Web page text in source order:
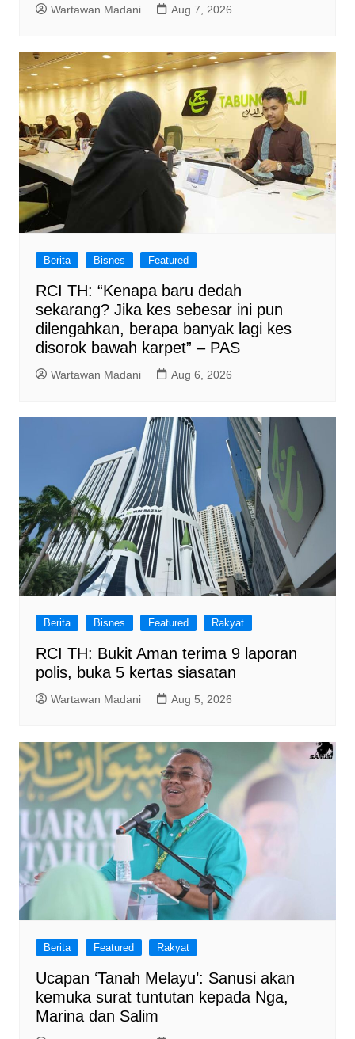
Wartawan Madani Aug 7, 2026
Berita Bisnes Featured
RCI TH: “Kenapa baru dedah
sekarang? Jika kes sebesar ini pun
dilengahkan, berapa banyak lagi kes
disorok bawah karpet” – PAS
Wartawan Madani Aug 6, 2026
Berita Bisnes Featured Rakyat
RCI TH: Bukit Aman terima 9 laporan
polis, buka 5 kertas siasatan
Wartawan Madani Aug 5, 2026
Berita Featured Rakyat
Ucapan ‘Tanah Melayu’: Sanusi akan
kemuka surat tuntutan kepada Nga,
Marina dan Salim